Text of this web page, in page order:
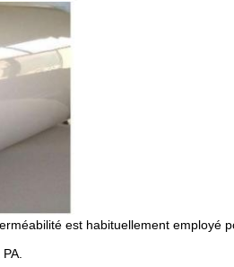
est habituellement employé